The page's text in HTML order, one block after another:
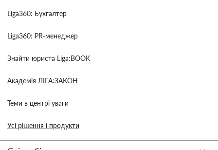
Liga360: Бухгалтер
Liga360: PR-менеджер
Знайти юриста Liga:BOOK
Академія ЛІГА:ЗАКОН
Теми в центрі уваги
Усі рішення і продукти